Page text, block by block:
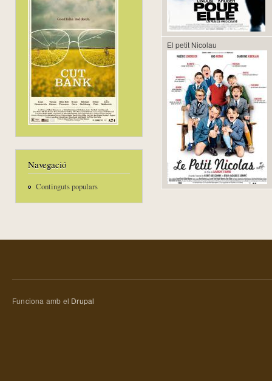
Navegació
Continguts populars
El petit Nicolau
Funciona amb el Drupal